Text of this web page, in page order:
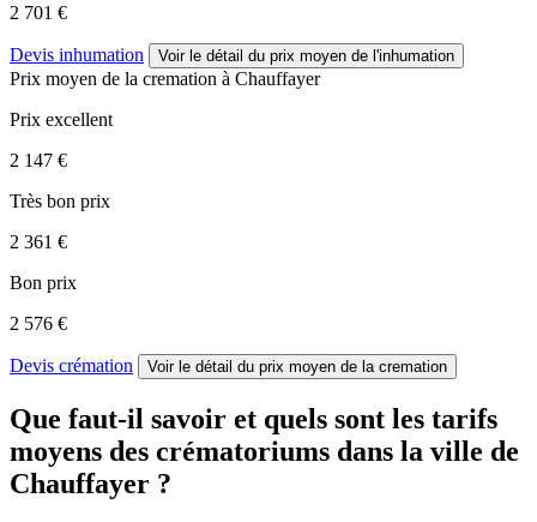
2 701 €
Devis inhumation Voir le détail du prix moyen de l'inhumation
Prix moyen de la cremation à Chauffayer
Prix excellent
2 147 €
Très bon prix
2 361 €
Bon prix
2 576 €
Devis crémation Voir le détail du prix moyen de la cremation
Que faut-il savoir et quels sont les tarifs
moyens des crématoriums dans la ville de
Chauffayer ?